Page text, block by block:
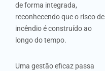
de forma integrada,
reconhecendo que o risco de
incêndio é construído ao
longo do tempo.
Uma gestão eficaz passa